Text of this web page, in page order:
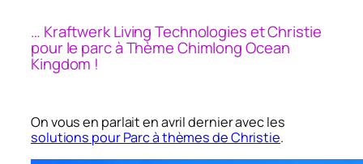
… Kraftwerk Living Technologies et Christie
pour le parc à Thème Chimlong Ocean
Kingdom !
On vous en parlait en avril dernier avec les
solutions pour Parc à thèmes de Christie.